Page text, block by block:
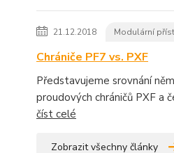
21.12.2018 Modulární
Chrániče PF7 vs. PXF
Představujeme srovnání
proudových chráničů PXF a
číst celé
Zobrazit všechny články